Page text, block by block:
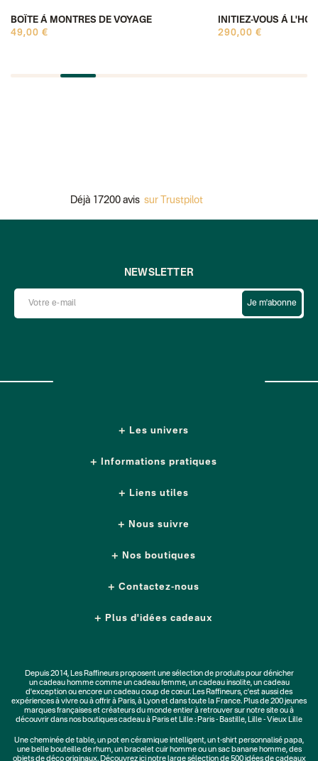
BOÎTE À MONTRES DE VOYAGE
49,00 €
INITIEZ-VOUS À
290,00 €
Déjà 17200 avis sur Trustpilot
Les univers
Informations pratiques
Liens utiles
NEWSLETTER
Je m'abonne
Nous suivre
Nos boutiques
Contactez-nous
Plus d'idées cadeaux
Depuis 2014, Les Raffineurs proposent une sélection de produits pour dénicher
uncadeau hommecomme un cadeau femme, uncadeau insolite, uncadeau
d'exceptionou encore un cadeau coup de cœur. Les Raffineurs, c'est aussi des
expériences à vivreou à offrir à Paris, à Lyon et dans toute la France. Plus de200 jeunes
marquesfrançaises et créateurs du monde entier à retrouver sur notre site ou à
découvrir dans nos boutiques cadeau à Paris et Lille : Paris - Bastille, Lille - Vieux Lille
Unecheminée de table, unpot en céramique intelligent, unt-shirt personnalisé papa,
une belle bouteille de rhum, un bracelet cuir hommeou unsac banane homme, des
objets de déco originaux. Découvrez ici notre large sélection de500 idées de cadeaux